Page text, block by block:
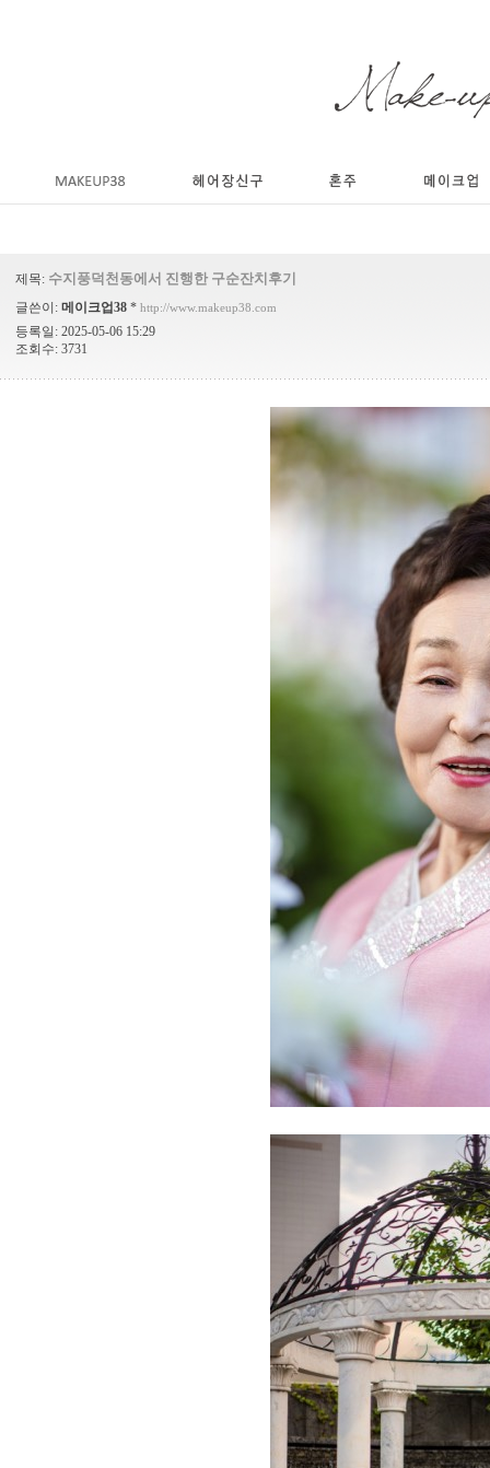
제목: 수지풍덕천동에서 진행한 구순잔치후기
글쓴이: 메이크업38 * http://www.makeup38.com
등록일: 2025-05-06 15:29
조회수: 3731